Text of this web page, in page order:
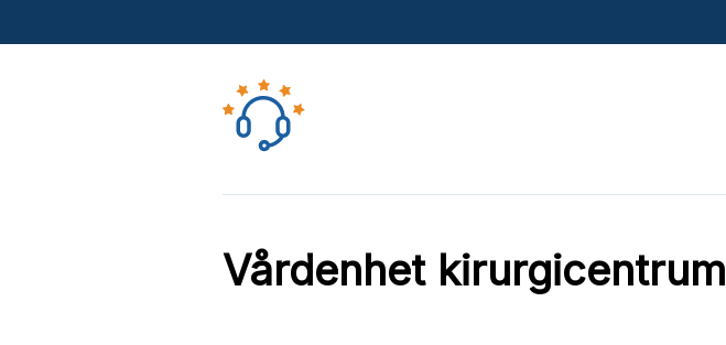
Vårdenhet kirurgicentrum